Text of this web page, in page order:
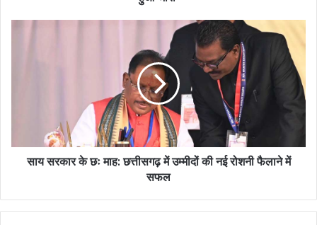
साय सरकार के छः माह: छत्तीसगढ़ में उम्मीदों की नई रोशनी फैलाने में
सफल